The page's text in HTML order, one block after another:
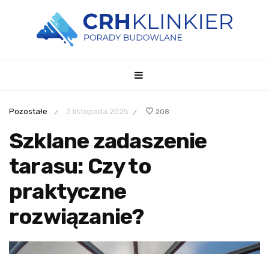
Pozostałe / 3 listopada 2025 / 208
Szklane zadaszenie
tarasu: Czy to
praktyczne
rozwiązanie?